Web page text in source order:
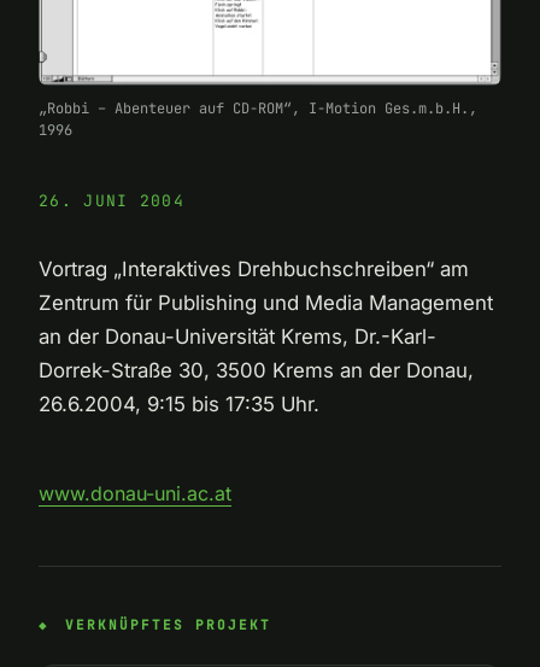
„Robbi – Abenteuer auf CD-ROM“, I-Motion Ges.m.b.H.,
1996
26. JUNI 2004
Vortrag „Interaktives Drehbuchschreiben“ am
Zentrum für Publishing und Media Management
an der Donau-Universität Krems, Dr.-Karl-
Dorrek-Straße 30, 3500 Krems an der Donau,
26.6.2004, 9:15 bis 17:35 Uhr.
www.donau-uni.ac.at
VERKNÜPFTES PROJEKT